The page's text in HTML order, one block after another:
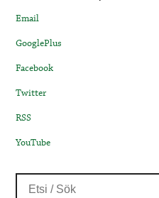
Email
GooglePlus
Facebook
Twitter
RSS
YouTube